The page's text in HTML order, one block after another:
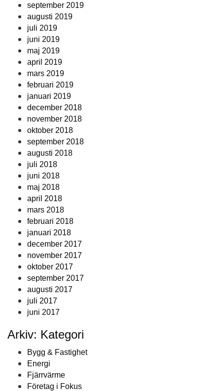
september 2019
augusti 2019
juli 2019
juni 2019
maj 2019
april 2019
mars 2019
februari 2019
januari 2019
december 2018
november 2018
oktober 2018
september 2018
augusti 2018
juli 2018
juni 2018
maj 2018
april 2018
mars 2018
februari 2018
januari 2018
december 2017
november 2017
oktober 2017
september 2017
augusti 2017
juli 2017
juni 2017
Arkiv: Kategori
Bygg & Fastighet
Energi
Fjärrvärme
Företag i Fokus